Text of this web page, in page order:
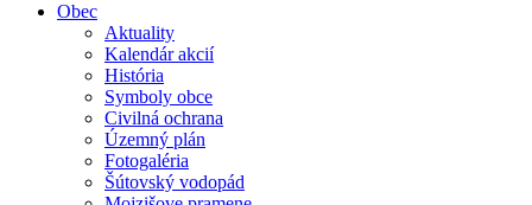
Obec
Aktuality
Kalendár akcií
História
Symboly obce
Civilná ochrana
Územný plán
Fotogaléria
Šútovský vodopád